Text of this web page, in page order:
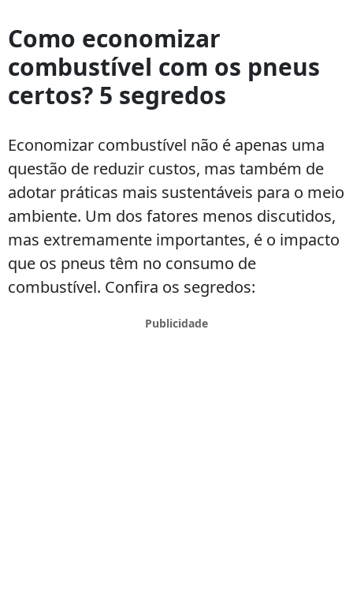
Como economizar
combustível com os pneus
certos? 5 segredos
Economizar combustível não é apenas uma
questão de reduzir custos, mas também de
adotar práticas mais sustentáveis para o meio
ambiente. Um dos fatores menos discutidos,
mas extremamente importantes, é o impacto
que os pneus têm no consumo de
combustível. Confira os segredos: